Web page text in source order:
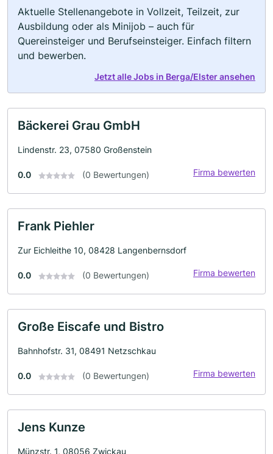
Aktuelle Stellenangebote in Vollzeit, Teilzeit, zur
Ausbildung oder als Minijob – auch für
Quereinsteiger und Berufseinsteiger. Einfach filtern
und bewerben.
Jetzt alle Jobs in Berga/Elster ansehen
Bäckerei Grau GmbH
Lindenstr. 23, 07580 Großenstein
0.0 (0 Bewertungen) Firma bewerten
Frank Piehler
Zur Eichleithe 10, 08428 Langenbernsdorf
0.0 (0 Bewertungen) Firma bewerten
Große Eiscafe und Bistro
Bahnhofstr. 31, 08491 Netzschkau
0.0 (0 Bewertungen) Firma bewerten
Jens Kunze
Münzstr. 1, 08056 Zwickau